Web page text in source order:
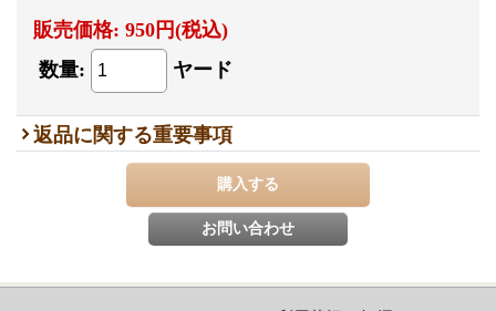
販売価格: 950円(税込)
数量: ヤード
返品に関する重要事項